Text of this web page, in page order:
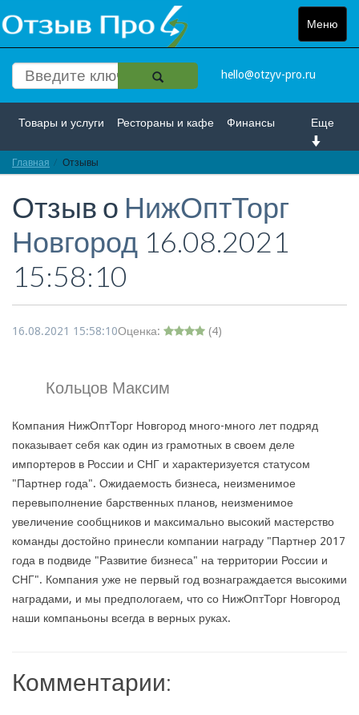
Меню
Toggle
hello@otzyv-pro.ru
Еще
Товары и услуги Рестораны и кафе Финансы
Красота и здоровье
Интернет Путешествие и отдых Транспорт
Недвижимость Работа Гос. учреждения
Личности Логистика
Главная Отзывы
Отзыв о НижОптТорг
Новгород 16.08.2021
15:58:10
16.08.2021 15:58:10Оценка: (4)
Кольцов Максим
Компания НижОптТорг Новгород много-много лет подряд
показывает себя как один из грамотных в своем деле
импортеров в России и СНГ и характеризуется статусом
"Партнер года". Ожидаемость бизнеса, неизменимое
перевыполнение барственных планов, неизменимое
увеличение сообщников и максимально высокий мастерство
команды достойно принесли компании награду "Партнер 2017
года в подвиде "Развитие бизнеса" на территории России и
СНГ". Компания уже не первый год вознаграждается высокими
наградами, и мы предпологаем, что со НижОптТорг Новгород
наши компаньоны всегда в верных руках.
Комментарии: